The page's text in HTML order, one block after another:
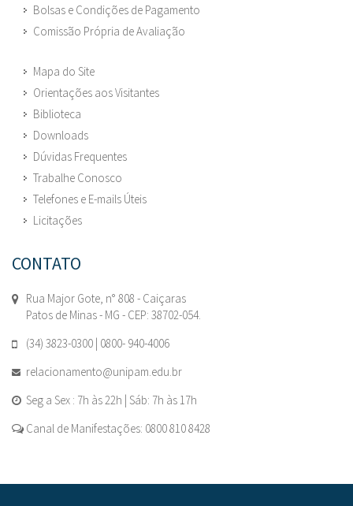
Bolsas e Condições de Pagamento
Comissão Própria de Avaliação
Mapa do Site
Orientações aos Visitantes
Biblioteca
Downloads
Dúvidas Frequentes
Trabalhe Conosco
Telefones e E-mails Úteis
Licitações
CONTATO
Rua Major Gote, n° 808 - Caiçaras
Patos de Minas - MG - CEP: 38702-054.
(34) 3823-0300 | 0800- 940-4006
relacionamento@unipam.edu.br
Seg a Sex : 7h às 22h | Sáb: 7h às 17h
Canal de Manifestações: 0800 810 8428